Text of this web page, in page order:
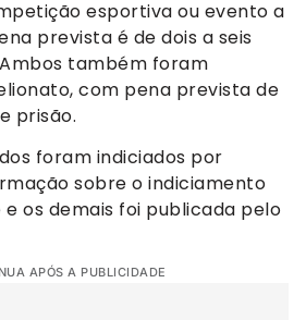
esportiva ou evento a
prevista é de dois a seis
também foram
com pena prevista de
prisão.
foram indiciados por
sobre o indiciamento
e os demais foi publicada pelo
APÓS A PUBLICIDADE